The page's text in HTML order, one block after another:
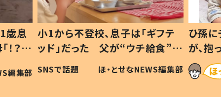
歳息
？」
編集部
小1から不登校、息子は「ギフテ
ッド」だった 父が“ウチ給食”を
作り続ける理由とは #令和の親
#令和の子
SNSで話題 ほ・とせなNEWS編集部
ひ孫
が、
「涙が
い」